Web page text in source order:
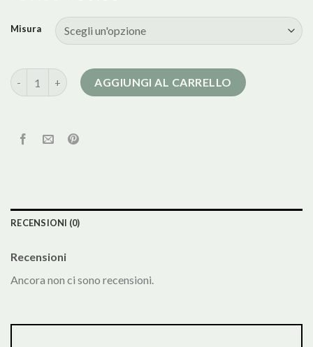
Misura
cappotto mango donna quantitàAGGIUNGI AL CARRELLO
RECENSIONI (0)
Recensioni
Ancora non ci sono recensioni.